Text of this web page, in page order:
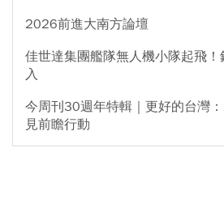
2026前進大南方論壇
佳世達集團艦隊無人機小隊起飛
入
今周刊30週年特輯｜更好的台灣
見前瞻行動